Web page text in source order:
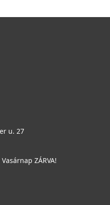
u. 27
ZÁRVA!